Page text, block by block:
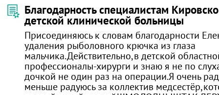
Благодарность специалистам
детской клинической больницы
Присоединяюсь к словам благодарности
удаления рыболовного крючка из глаза
мальчика.Действительно,в детской
профессионалы-хирурги и знаю я не по
дочкой не один раз на операции.Я очень
меньше радуюсь за коллектив